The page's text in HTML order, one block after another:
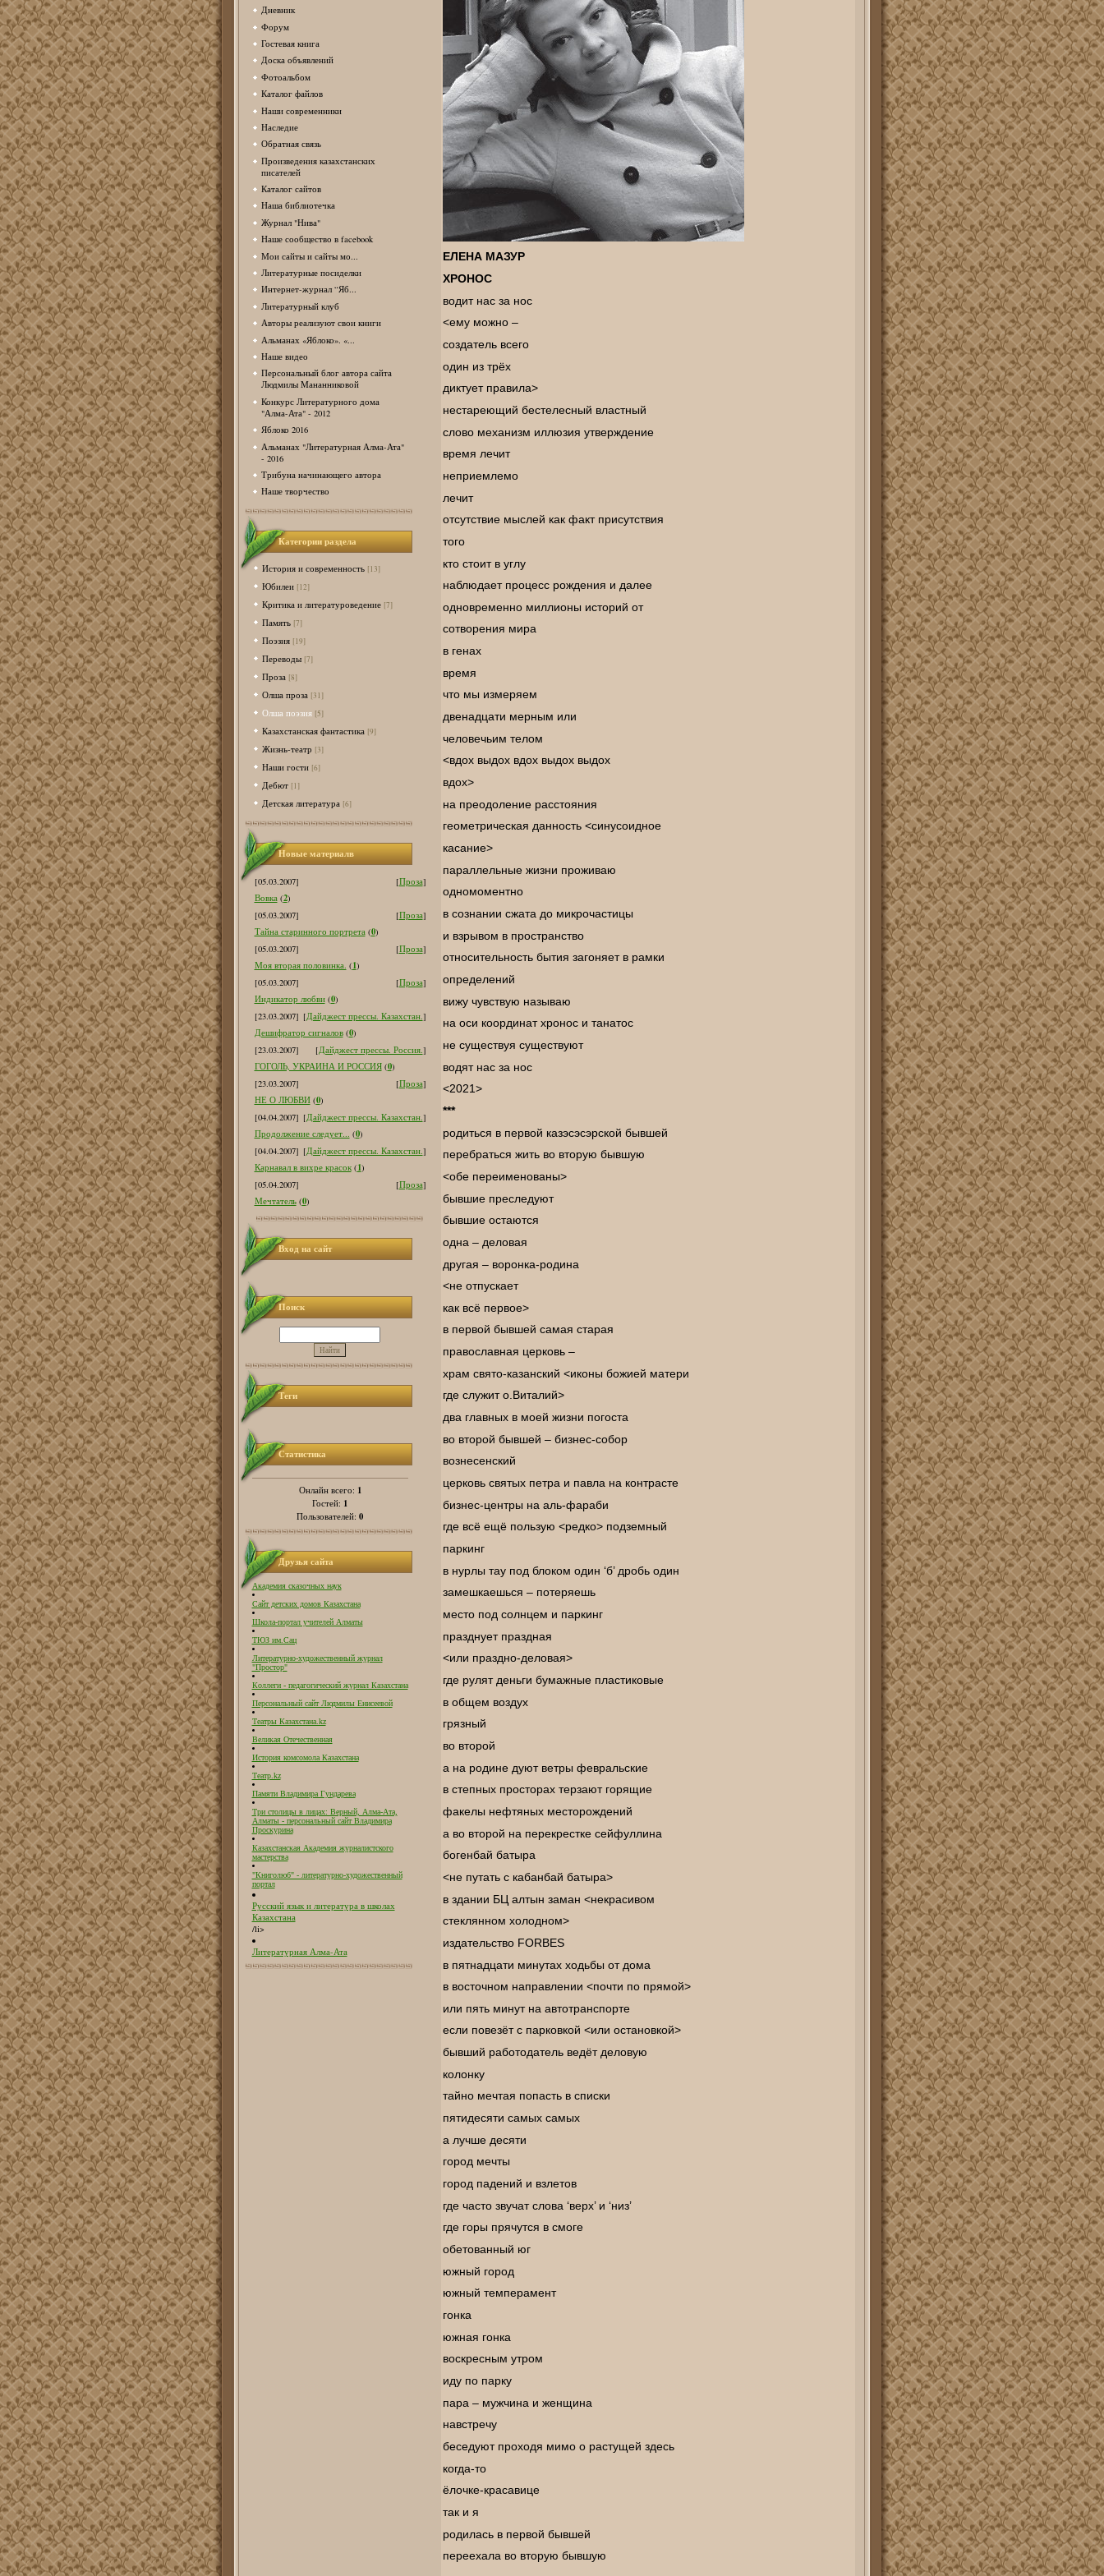
Дневник
Форум
Гостевая книга
Доска объявлений
Фотоальбом
Каталог файлов
Наши современники
Наследие
Обратная связь
Произведения казахстанских
писателей
Каталог сайтов
Наша библиотечка
Журнал "Нива"
Наше сообщество в facebook
Мои сайты и сайты мо...
Литературные посиделки
Интернет-журнал “Яб...
Литературный клуб
Авторы реализуют свои книги
Альманах «Яблоко». «...
Наше видео
Персональный блог автора сайта
Людмилы Мананниковой
Конкурс Литературного дома
"Алма-Ата" - 2012
Яблоко 2016
Альманах "Литературная Алма-Ата"
- 2016
Трибуна начинающего автора
Наше творчество
Категории раздела
История и современность [13]
Юбилеи [12]
Критика и литературоведение [7]
Память [7]
Поэзия [19]
Переводы [7]
Проза [8]
Олша проза [31]
Олша поэзия [5]
Казахстанская фантастика [9]
Жизнь-театр [3]
Наши гости [6]
Дебют [1]
Детская литература [6]
Новые материалв
[05.03.2007] [Проза]
Вовка (2)
[05.03.2007]
[Проза]
Тайна старинного портрета (0)
[05.03.2007]
[Проза]
Моя вторая половинка. (1)
[05.03.2007]
[Проза]
Индикатор любви (0)
[23.03.2007] [Дайджест прессы. Казахстан.]
Дешифратор сигналов (0)
[23.03.2007]
[Дайджест прессы. Россия.]
ГОГОЛЬ, УКРАИНА И РОССИЯ (0)
[23.03.2007]
[Проза]
НЕ О ЛЮБВИ (0)
[04.04.2007] [Дайджест прессы. Казахстан.]
Продолжение следует... (0)
[04.04.2007] [Дайджест прессы. Казахстан.]
Карнавал в вихре красок (1)
[05.04.2007]
[Проза]
Мечтатель (0)
Вход на сайт
Поиск
Теги
Статистика
Онлайн всего: 1
Гостей: 1
Пользователей: 0
Друзья сайта
Академия сказочных наук
Сайт детских домов Казахстана
Школа-портал учителей Алматы
ТЮЗ им.Сац
Литературно-художественный журнал
"Простор"
Коллеги - педагогический журнал Казахстана
Персональный сайт Людмилы Енисеевой
Театры Казахстана.kz
Великая Отечественная
История комсомола Казахстана
Театр.kz
Памяти Владимира Гундарева
Три столицы в лицах: Верный, Алма-Ата,
Алматы - персональный сайт Владимира
Проскурина
Казахстанская Академия журналистского
мастерства
"Книголюб" - литературно-художественный
портал
Русский язык и литература в школах
Казахстана
/li>
Литературная Алма-Ата
ЕЛЕНА МАЗУР
ХРОНОС
водит нас за нос
<ему можно –
создатель всего
один из трёх
диктует правила>
нестареющий бестелесный властный
слово механизм иллюзия утверждение
время лечит
неприемлемо
лечит
отсутствие мыслей как факт присутствия
того
кто стоит в углу
наблюдает процесс рождения и далее
одновременно миллионы историй от
сотворения мира
в генах
время
что мы измеряем
двенадцати мерным или
человечьим телом
<вдох выдох вдох выдох выдох
вдох>
на преодоление расстояния
геометрическая данность <синусоидное
касание>
параллельные жизни проживаю
одномоментно
в сознании сжата до микрочастицы
и взрывом в пространство
относительность бытия загоняет в рамки
определений
вижу чувствую называю
на оси координат хронос и танатос
не существуя существуют
водят нас за нос
<2021>
***
родиться в первой казэсэсэрской бывшей
перебраться жить во вторую бывшую
<обе переименованы>
бывшие преследуют
бывшие остаются
одна – деловая
другая – воронка-родина
<не отпускает
как всё первое>
в первой бывшей самая старая
православная церковь –
храм свято-казанский <иконы божией матери
где служит о.Виталий>
два главных в моей жизни погоста
во второй бывшей – бизнес-собор
вознесенский
церковь святых петра и павла на контрасте
бизнес-центры на аль-фараби
где всё ещё пользую <редко> подземный
паркинг
в нурлы тау под блоком один ‘б’ дробь один
замешкаешься – потеряешь
место под солнцем и паркинг
празднует праздная
<или праздно-деловая>
где рулят деньги бумажные пластиковые
в общем воздух
грязный
во второй
а на родине дуют ветры февральские
в степных просторах терзают горящие
факелы нефтяных месторождений
а во второй на перекрестке сейфуллина
богенбай батыра
<не путать с кабанбай батыра>
в здании БЦ алтын заман <некрасивом
стеклянном холодном>
издательство FORBES
в пятнадцати минутах ходьбы от дома
в восточном направлении <почти по прямой>
или пять минут на автотранспорте
если повезёт с парковкой <или остановкой>
бывший работодатель ведёт деловую
колонку
тайно мечтая попасть в списки
пятидесяти самых самых
а лучше десяти
город мечты
город падений и взлетов
где часто звучат слова ‘верх’ и ‘низ’
где горы прячутся в смоге
обетованный юг
южный город
южный темперамент
гонка
южная гонка
воскресным утром
иду по парку
пара – мужчина и женщина
навстречу
беседуют проходя мимо о растущей здесь
когда-то
ёлочке-красавице
так и я
родилась в первой бывшей
переехала во вторую бывшую